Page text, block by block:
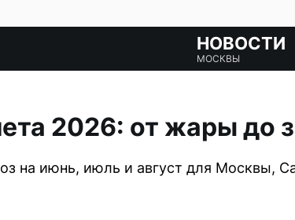
НОВОСТИ
МОСКВЫ
2026: от жары до
на июнь, июль и август для Москвы,